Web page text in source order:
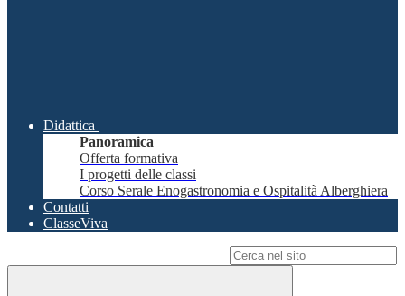
Didattica
Panoramica
Offerta formativa
I progetti delle classi
Corso Serale Enogastronomia e Ospitalità Alberghiera
Contatti
ClasseViva